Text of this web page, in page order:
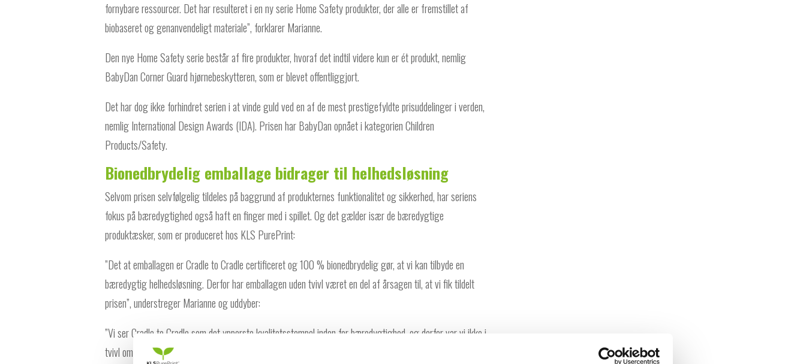
fornybare ressourcer. Det har resulteret i en ny serie Home Safety produkter, der alle er fremstillet af
biobaseret og genanvendeligt materiale”, forklarer Marianne.
Den nye Home Safety serie består af fire produkter, hvoraf det indtil videre kun er ét produkt, nemlig
BabyDan Corner Guard hjørnebeskytteren, som er blevet offentliggjort.
Det har dog ikke forhindret serien i at vinde guld ved en af de mest prestigefyldte prisuddelinger i verden,
nemlig International Design Awards (IDA). Prisen har BabyDan opnået i kategorien Children
Products/Safety.
Bionedbrydelig emballage bidrager til helhedsløsning
Selvom prisen selvfølgelig tildeles på baggrund af produkternes funktionalitet og sikkerhed, har seriens
fokus på bæredygtighed også haft en finger med i spillet. Og det gælder især de bæredygtige
produktæsker, som er produceret hos KLS PurePrint:
”Det at emballagen er Cradle to Cradle certificeret og 100 % bionedbrydelig gør, at vi kan tilbyde en
bæredygtig helhedsløsning. Derfor har emballagen uden tvivl været en del af årsagen til, at vi fik tildelt
prisen”, understreger Marianne og uddyber:
”Vi ser Cradle to Cradle som det ypperste kvalitetsstempel inden for bæredygtighed, og derfor var vi ikke i
tvivl om, at det var KLS PurePrint, som skulle producere emballagen til produktserien”.